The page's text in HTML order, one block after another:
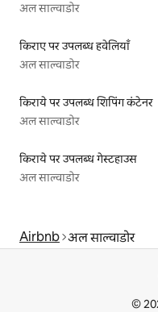
अल साल्वाडोर
किराए पर उपलब्ध हवेलियाँ
अल साल्वाडोर
किराये पर उपलब्ध शिपिंग कंटेनर
अल साल्वाडोर
किराये पर उपलब्ध गेस्टहाउस
अल साल्वाडोर
Airbnb अल साल्वाडोर
©